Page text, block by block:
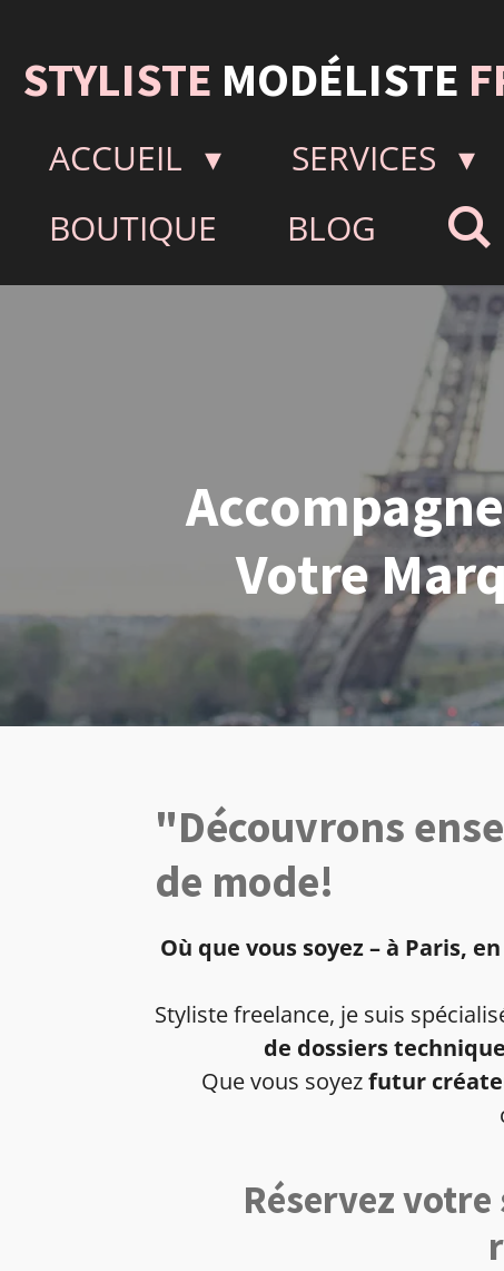
au
contenu
STYLISTE MODÉLISTE
ACCUEIL SERVICES
BOUTIQUE
BLOG
Votre
"Découvrons
de mode!
Où que vous soyez – à Paris,
Styliste freelance, je suis
de dossiers
Que vous soyezfutur
Réservez